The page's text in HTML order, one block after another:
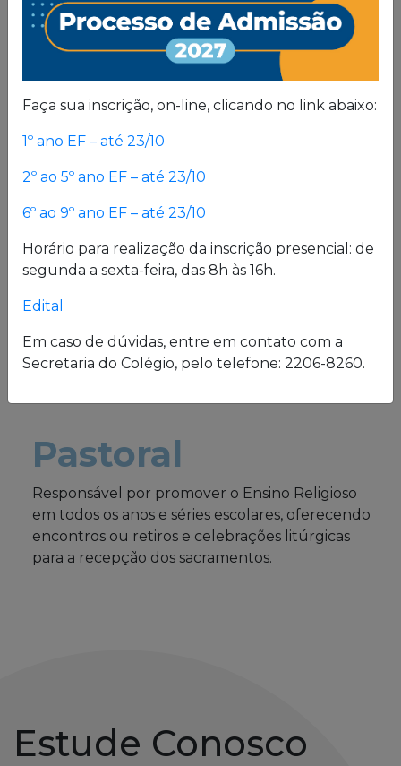
Proposta
Pedagógica
Um projeto de vida de quem busca uma sólida
consistente conhecimento acadêmico.
Estrutura física
O Colégio oferece uma excelente estrutura para
atender a seus alunos em período integral.
Laboratórios de Química, Física e Biologia; salas
auditórios; complexo esportivo; piscina
semiolímpica; sala de musculação e enfermaria
Pastoral
Responsável por promover o Ensino Religioso
em todos os anos e séries escolares, oferecendo
encontros ou retiros e celebrações litúrgicas
para a recepção dos sacramentos.
Estude Conosco
Faça sua inscrição, on-line, clicando no link abaixo:
1º ano EF – até 23/10
2º ao 5º ano EF – até 23/10
6º ao 9º ano EF – até 23/10
Horário para realização da inscrição presencial: de
segunda a sexta-feira, das 8h às 16h.
Edital
Em caso de dúvidas, entre em contato com a
Secretaria do Colégio, pelo telefone: 2206-8260.